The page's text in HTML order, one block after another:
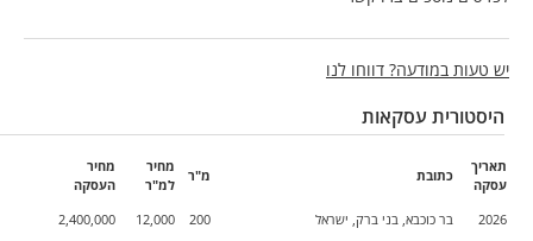
יש טעות במודעה? דווחו לנו
היסטורית עסקאות
תאריך
עסקה
כתובת מ"ר
מחיר
למ"ר
מחיר
העסקה
2026
בר כוכבא, בני ברק, ישראל 200
12,000
2,400,000